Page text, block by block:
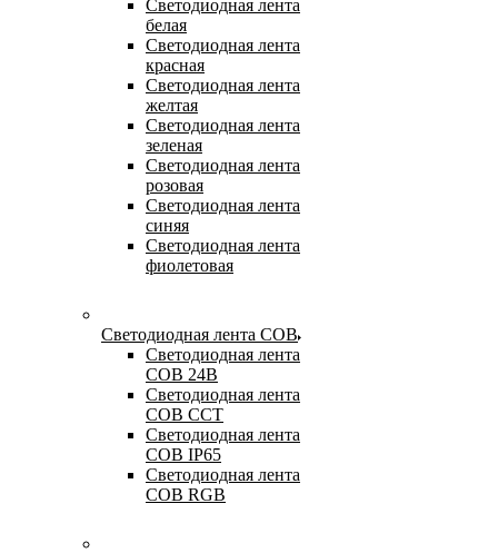
Светодиодная лента
белая
Светодиодная лента
красная
Светодиодная лента
желтая
Светодиодная лента
зеленая
Светодиодная лента
розовая
Светодиодная лента
синяя
Светодиодная лента
фиолетовая
Светодиодная лента COB
Светодиодная лента
COB 24В
Светодиодная лента
COB CCT
Светодиодная лента
COB IP65
Светодиодная лента
COB RGB